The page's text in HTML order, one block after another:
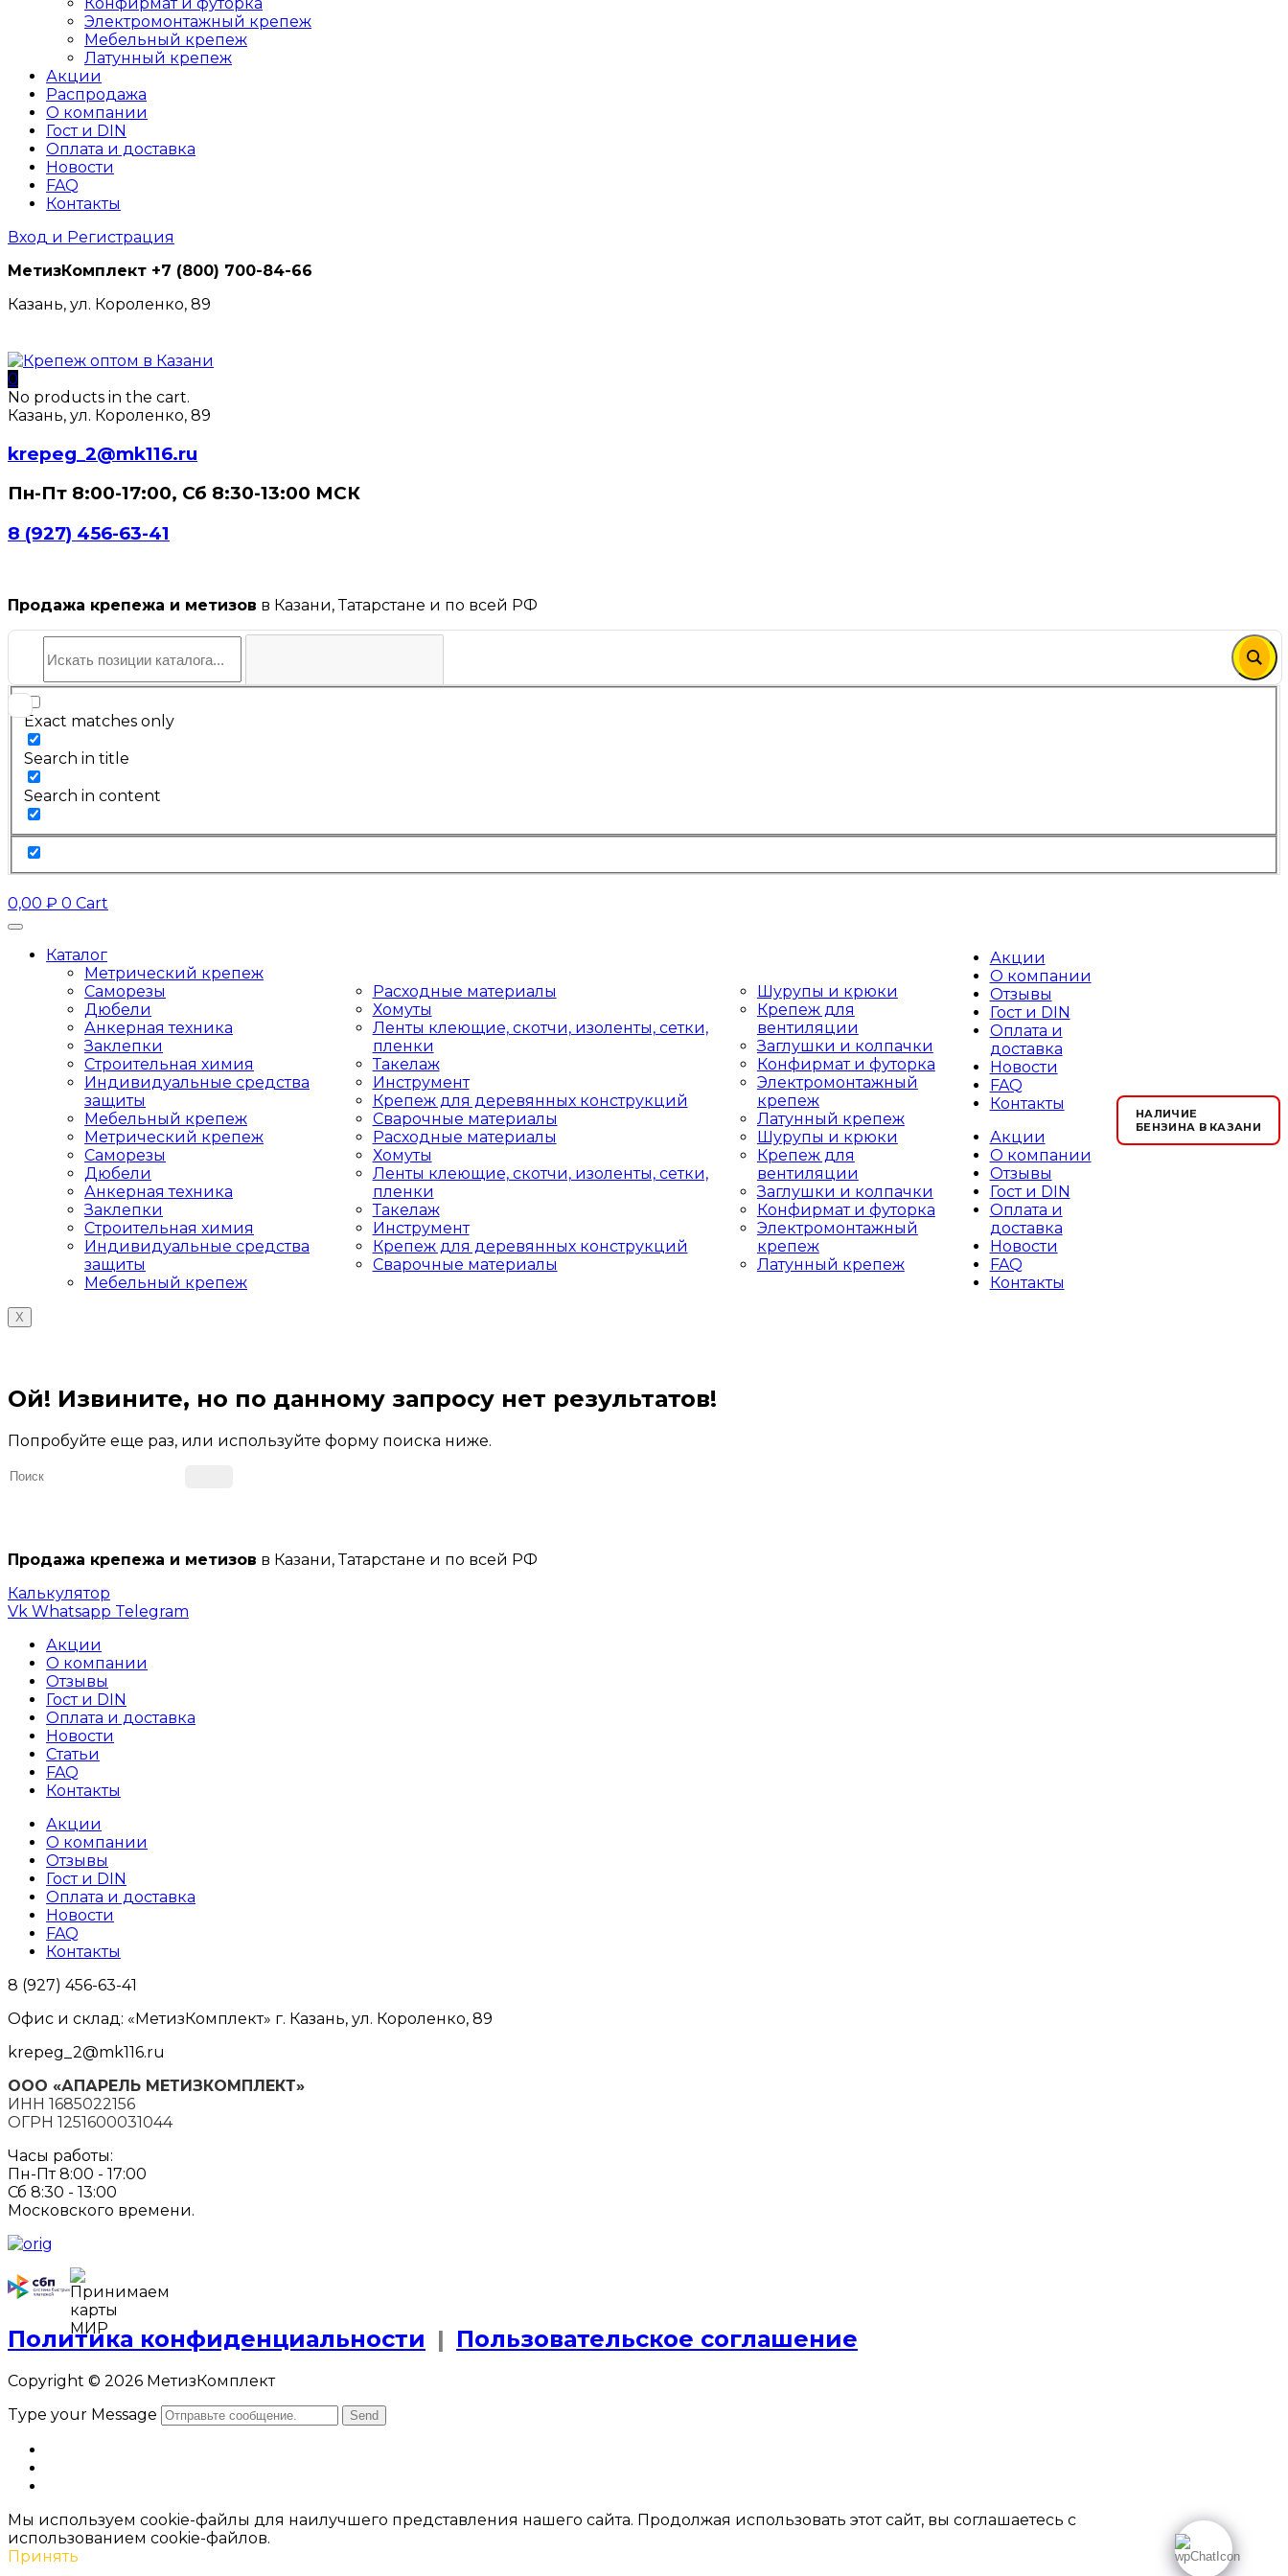
Электромонтажный крепеж
Мебельный крепеж
Латунный крепеж
Акции
Распродажа
О компании
Гост и DIN
Оплата и доставка
Новости
FAQ
Контакты
Вход и Регистрация
МетизКомплект +7 (800) 700-84-66
Казань, ул. Короленко, 89
0
No products in the cart.
Казань, ул. Короленко, 89
krepeg_2@mk116.ru
Пн-Пт 8:00-17:00, Сб 8:30-13:00 МСК
8 (927) 456-63-41
Продажа крепежа и метизов в Казани, Татарстане и по всей РФ
Exact matches only
Search in title
Search in content
0,00 ₽ 0 Cart
Каталог
Метрический крепеж
Саморезы
Дюбели
Анкерная техника
Заклепки
Строительная химия
Индивидуальные средства
защиты
Мебельный крепеж
Метрический крепеж
Саморезы
Дюбели
Анкерная техника
Заклепки
Строительная химия
Индивидуальные средства
защиты
Мебельный крепеж
Расходные материалы
Хомуты
Ленты клеющие, скотчи, изоленты, сетки,
пленки
Такелаж
Инструмент
Крепеж для деревянных конструкций
Сварочные материалы
Расходные материалы
Хомуты
Ленты клеющие, скотчи, изоленты, сетки,
пленки
Такелаж
Инструмент
Крепеж для деревянных конструкций
Сварочные материалы
Шурупы и крюки
Крепеж для
вентиляции
Заглушки и колпачки
Конфирмат и футорка
Электромонтажный
крепеж
Латунный крепеж
Шурупы и крюки
Крепеж для
вентиляции
Заглушки и колпачки
Конфирмат и футорка
Электромонтажный
крепеж
Латунный крепеж
X
Акции
О компании
Отзывы
Гост и DIN
Оплата и
доставка
Новости
FAQ
Контакты
Акции
О компании
Отзывы
Гост и DIN
Оплата и
доставка
Новости
FAQ
Контакты
НАЛИЧИЕ
БЕНЗИНА В КАЗАНИ
Ой! Извините, но по данному запросу нет результатов!
Попробуйте еще раз, или используйте форму поиска ниже.
Продажа крепежа и метизов в Казани, Татарстане и по всей РФ
Калькулятор
Vk Whatsapp Telegram
Акции
О компании
Отзывы
Гост и DIN
Оплата и доставка
Новости
Статьи
FAQ
Контакты
Акции
О компании
Отзывы
Гост и DIN
Оплата и доставка
Новости
FAQ
Контакты
8 (927) 456-63-41
Офис и склад: «МетизКомплект» г. Казань, ул. Короленко, 89
krepeg_2@mk116.ru
ООО «АПАРЕЛЬ МЕТИЗКОМПЛЕКТ»
ИНН 1685022156
ОГРН 1251600031044
Часы работы:
Пн-Пт 8:00 - 17:00
Сб 8:30 - 13:00
Московского времени.
Политика конфиденциальности | Пользовательское соглашение
Copyright © 2026 МетизКомплект
Type your Message
Send
Мы используем cookie-файлы для наилучшего представления нашего сайта. Продолжая использовать этот сайт, вы соглашаетесь с
использованием cookie-файлов.
Принять